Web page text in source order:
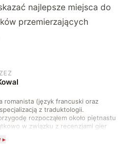
najlepsze miejsca do
przemierzających
romanista (język francuski oraz
z traduktologii.
rozpocząłem około piętnastu
w związku z recenzjami gier
i filmów. Obecnie publikuję
na tematy związane z nauką
▸